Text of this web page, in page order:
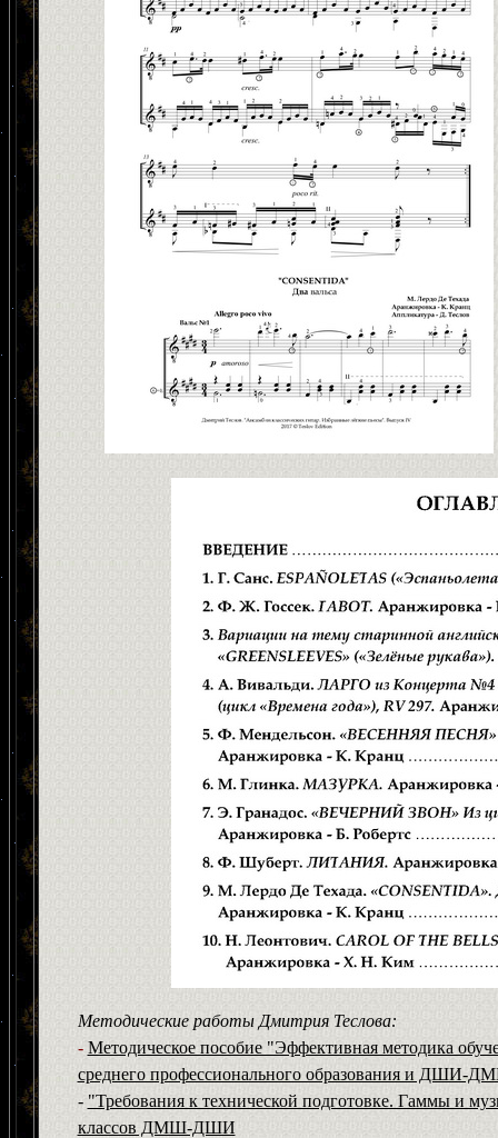
Методические работы Дмитрия Теслова:
- Методическое пособие "Эффективная методика
среднего профессионального образования и ДШИ-
- "Требования к технической подготовке. Гаммы и
классов ДМШ-ДШИ